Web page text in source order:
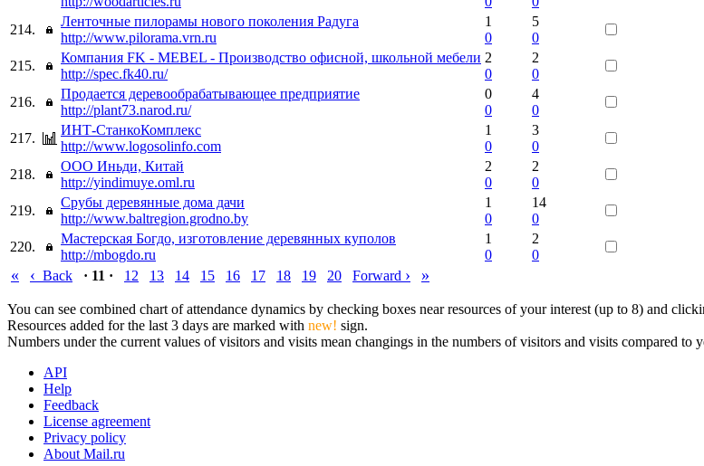
214.
Ленточные пилорамы нового поколения Радуга
http://www.pilorama.vrn.ru
1
0
5
0
215.
Компания FK - MEBEL - Производство офисной, школьной мебели
http://spec.fk40.ru/
2
0
2
0
216.
Продается деревообрабатывающее предприятие
http://plant73.narod.ru/
0
0
4
0
217.
ИНТ-СтанкоКомплекс
http://www.logosolinfo.com
1
0
3
0
218.
ООО Иньди, Китай
http://yindimuye.oml.ru
2
0
2
0
219.
Срубы деревянные дома дачи
http://www.baltregion.grodno.by
1
0
14
0
220.
Мастерская Богдо, изготовление деревянных куполов
http://mbogdo.ru
1
0
2
0
« ‹ Back · 11 · 12 13 14 15 16 17 18 19 20 Forward › »
You can see combined chart of attendance dynamics by checking boxes near resources of your interest (up to 8) and
Resources added for the last 3 days are marked with new! sign.
Numbers under the current values of visitors and visits mean changings in the numbers of visitors and visits compared to
API
Help
Feedback
License agreement
Privacy policy
About Mail.ru